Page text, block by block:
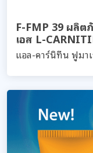
F-FMP 39 ผลิ
เอส L-
แอล-คาร์นิทีน ฟูมา